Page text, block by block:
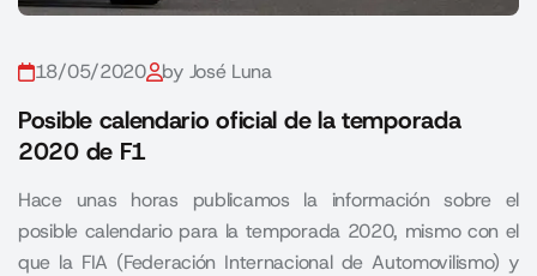
18/05/2020 by José Luna
Posible calendario oficial de la temporada
2020 de F1
Hace unas horas publicamos la información sobre el
posible calendario para la temporada 2020, mismo con el
que la FIA (Federación Internacional de Automovilismo) y